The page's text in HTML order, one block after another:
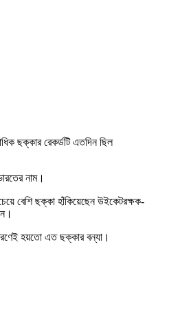
ছক্কার রেকর্ডটি এতদিন ছিল
নাম।
বেশি ছক্কা হাঁকিয়েছেন উইকেটরক্ষক-
হয়তো এত ছক্কার বন্যা।